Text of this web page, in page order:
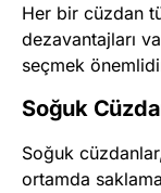
Her bir cüzdan
dezavantajları
seçmek
Soğuk
Soğuk
ortamda